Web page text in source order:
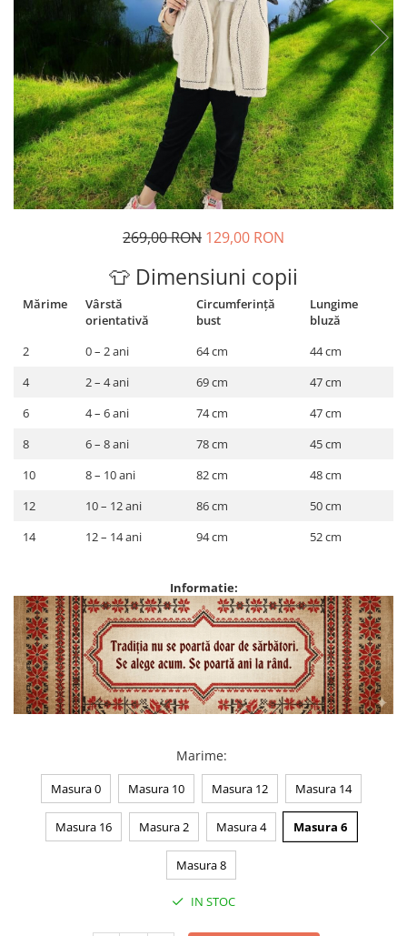
Ii traditionale
Rochii traditionale
Rochii Elegante
Costume populare
Fote & Catrinte
269,00 RON 129,00 RON
👕 Dimensiuni copii
Mărime
Vârstă
orientativă
Circumferință
bust
Lungime
bluză
2
0 – 2 ani 64 cm
44 cm
4
2 – 4 ani 69 cm
47 cm
6
4 – 6 ani 74 cm
47 cm
8
6 – 8 ani 78 cm
45 cm
10
8 – 10 ani 82 cm
48 cm
12
10 – 12 ani 86 cm
50 cm
14
12 – 14 ani 94 cm 52 cm
Informatie:
Marime:
Masura 0 Masura 10 Masura 12 Masura 14
Masura 16 Masura 2 Masura 4 Masura 6
Masura 8
IN STOC